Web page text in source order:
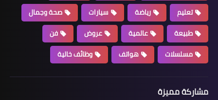
تعليم
رياضة سيارات
صحة وجمال
طبيعة
عالمية عروض
فن
مسلسلات
هواتف وظائف خالية
مشاركة مميزة